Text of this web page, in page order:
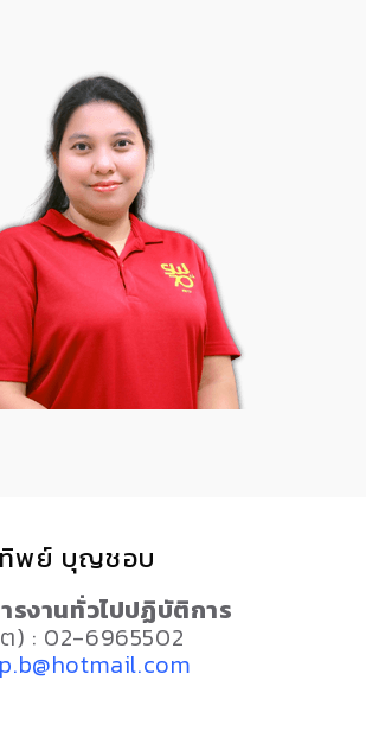
ทิพย์ บุญชอบ
รงานทั่วไปปฏิบัติการ
) : 02-6965502